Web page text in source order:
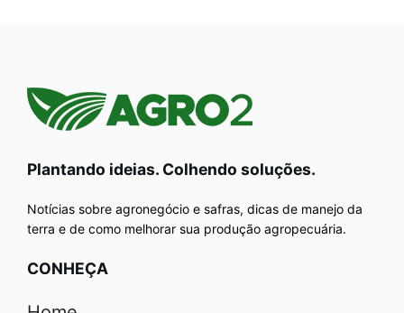
Plantando ideias. Colhendo soluções.
Notícias sobre agronegócio e safras, dicas de manejo da
terra e de como melhorar sua produção agropecuária.
CONHEÇA